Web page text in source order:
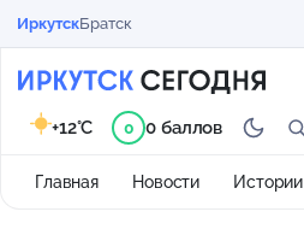
ИркутскБратск
Главная Новости Истории
+12°C 0 0 баллов